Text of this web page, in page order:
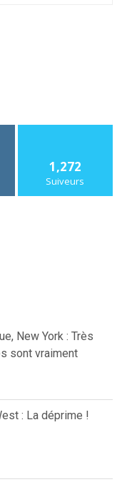
1,272
Suiveurs
New York : Très
sont vraiment
: La déprime !